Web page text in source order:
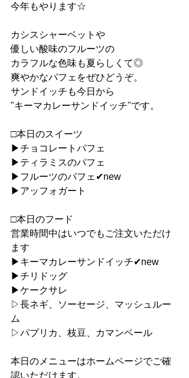
今年もやります☆
カシスシャーベットや
優しい酸味のフルーツの
カラフルな色味も夏らしくて◎
爽やかなパフェをぜひどうぞ。
サンドイッチも今日から
"キーマカレーサンドイッチ"です。
□本日のスイーツ
▶︎チョコレートパフェ
▶︎ティラミスのパフェ
▶︎フルーツのパフェ✔︎new
▶︎アッフォガート
□本日のフード
営業時間中はいつでもご注文いただけ
ます
▶︎キーマカレーサンドイッチ✔︎new
▶︎チリドッグ
▶︎ケークサレ
▷長ネギ、ソーセージ、マッシュルー
ム
▷パプリカ、枝豆、カマンベール
本日のメニューはホームページでご確
認いただけます。